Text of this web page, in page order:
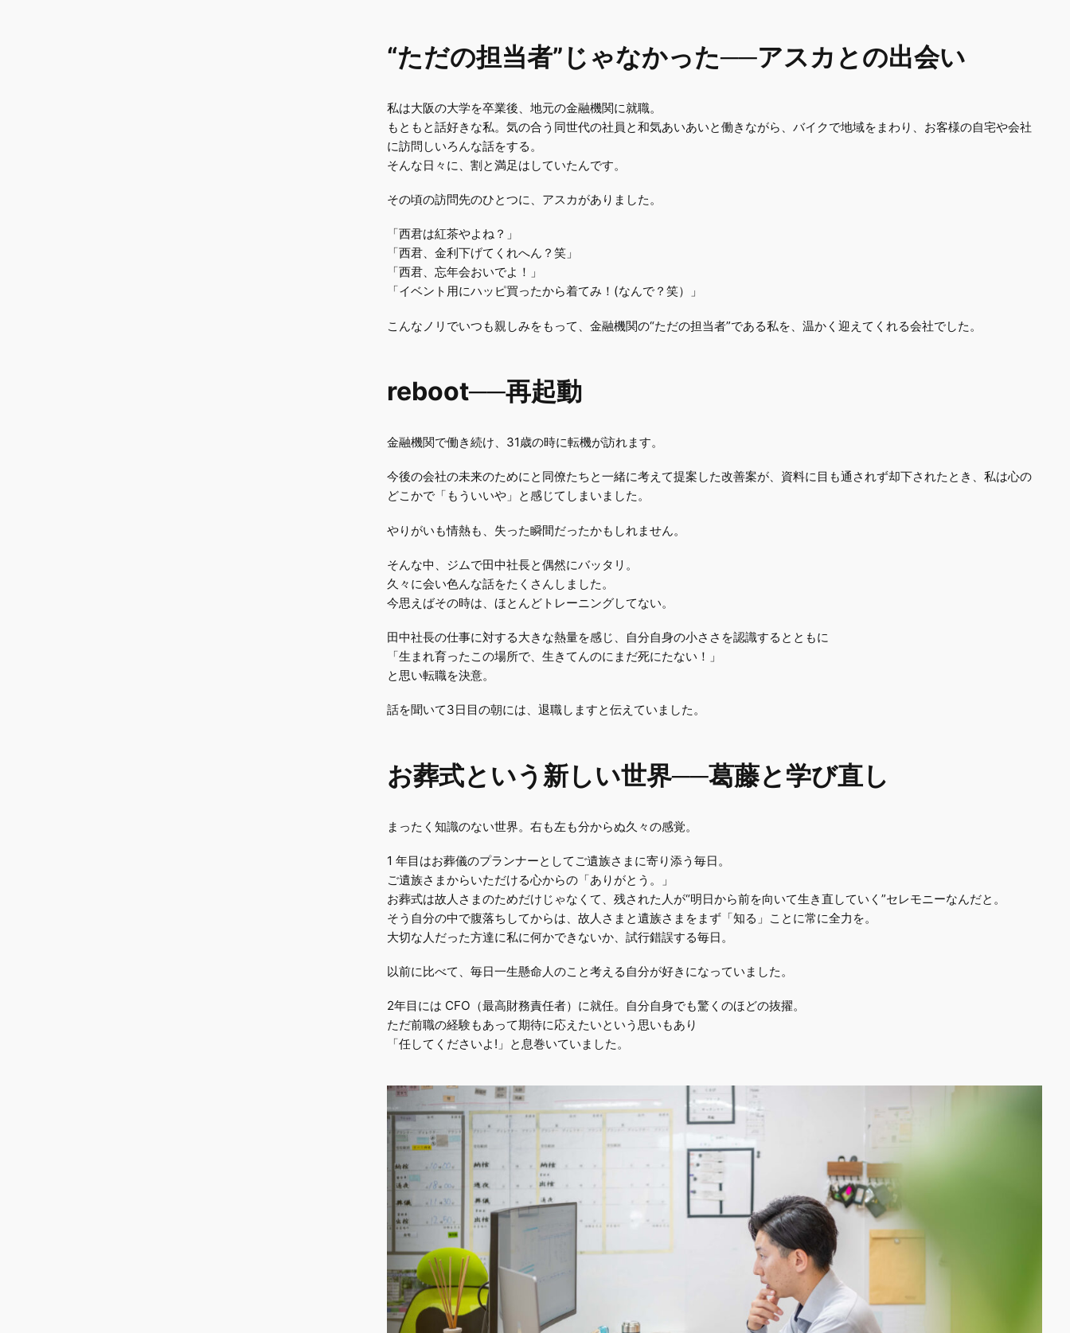
“ただの担当者”じゃなかった──アスカとの出会い
私は大阪の大学を卒業後、地元の金融機関に就職。
もともと話好きな私。気の合う同世代の社員と和気あいあいと働きながら、バイクで地域をまわり、お客様の自宅や会社
に訪問しいろんな話をする。
そんな日々に、割と満足はしていたんです。
その頃の訪問先のひとつに、アスカがありました。
「西君は紅茶やよね？」
「西君、金利下げてくれへん？笑」
「西君、忘年会おいでよ！」
「イベント用にハッピ買ったから着てみ！(なんで？笑）」
こんなノリでいつも親しみをもって、金融機関の“ただの担当者”である私を、温かく迎えてくれる会社でした。
reboot──再起動
金融機関で働き続け、31歳の時に転機が訪れます。
今後の会社の未来のためにと同僚たちと一緒に考えて提案した改善案が、資料に目も通されず却下されたとき、私は心の
どこかで「もういいや」と感じてしまいました。
やりがいも情熱も、失った瞬間だったかもしれません。
そんな中、ジムで田中社⾧と偶然にバッタリ。
久々に会い色んな話をたくさんしました。
今思えばその時は、ほとんどトレーニングしてない。
田中社⾧の仕事に対する大きな熱量を感じ、自分自身の小ささを認識するとともに
「生まれ育ったこの場所で、生きてんのにまだ死にたない！」
と思い転職を決意。
話を聞いて3日目の朝には、退職しますと伝えていました。
お葬式という新しい世界──葛藤と学び直し
まったく知識のない世界。右も左も分からぬ久々の感覚。
1 年目はお葬儀のプランナーとしてご遺族さまに寄り添う毎日。
ご遺族さまからいただける心からの「ありがとう。」
お葬式は故人さまのためだけじゃなくて、残された人が“明日から前を向いて生き直していく”セレモニーなんだと。
そう自分の中で腹落ちしてからは、故人さまと遺族さまをまず「知る」ことに常に全力を。
大切な人だった方達に私に何かできないか、試行錯誤する毎日。
以前に比べて、毎日一生懸命人のこと考える自分が好きになっていました。
2年目には CFO（最高財務責任者）に就任。自分自身でも驚くのほどの抜擢。
ただ前職の経験もあって期待に応えたいという思いもあり
「任してくださいよ!」と息巻いていました。